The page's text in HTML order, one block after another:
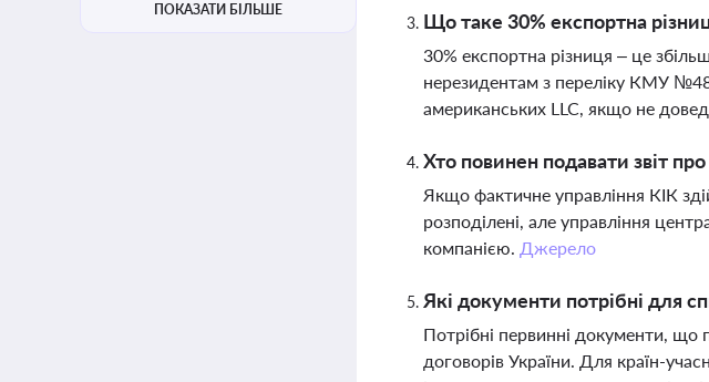
ПОКАЗАТИ БІЛЬШЕ Що таке 30% експортна
30% експортна різниця – це
нерезидентам з переліку КМУ
американських LLC, якщо не
Хто повинен подавати звіт
Якщо фактичне управління КІК
розподілені, але управління
компанією. Джерело
Які документи потрібні для
Потрібні первинні документи, що
договорів України. Для країн-